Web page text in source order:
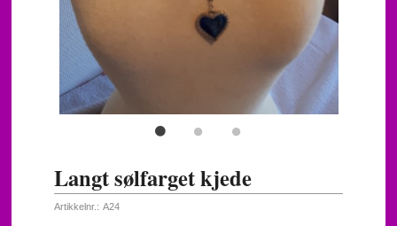
Langt sølfarget kjede
Artikkelnr.: A24